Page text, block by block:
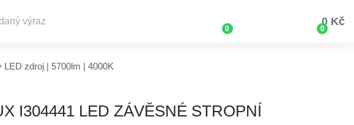
0 0
0 Kč
zdroj | 5700lm | 4000K
I304441 LED ZÁVĚSNÉ STROPNÍ